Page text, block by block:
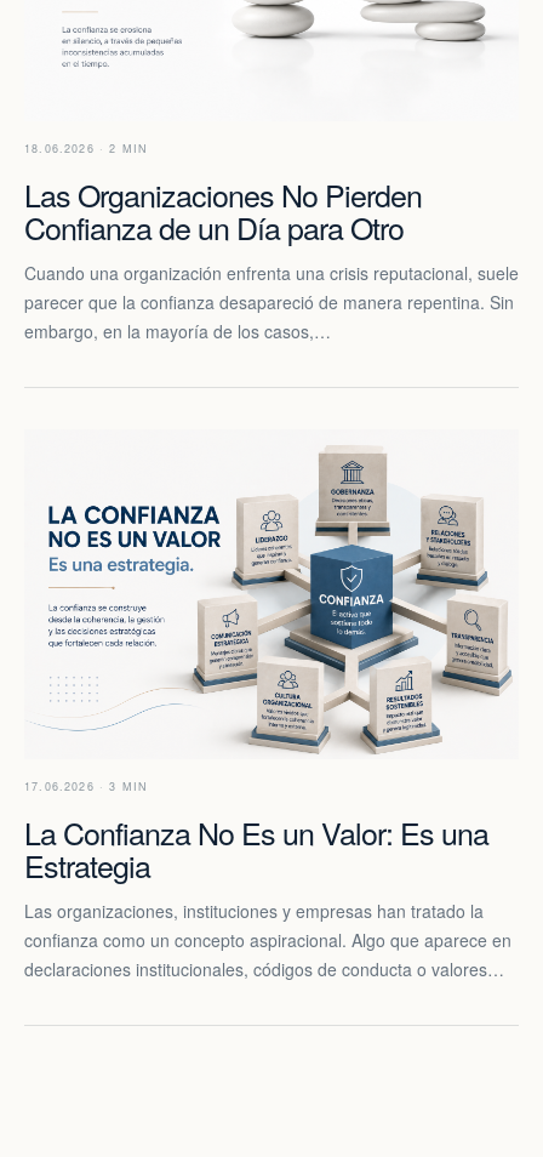
18.06.2026 · 2 MIN
Las Organizaciones No Pierden
Confianza de un Día para Otro
Cuando una organización enfrenta una crisis reputacional, suele
parecer que la confianza desapareció de manera repentina. Sin
embargo, en la mayoría de los casos,…
17.06.2026 · 3 MIN
La Confianza No Es un Valor: Es una
Estrategia
Las organizaciones, instituciones y empresas han tratado la
confianza como un concepto aspiracional. Algo que aparece en
declaraciones institucionales, códigos de conducta o valores…